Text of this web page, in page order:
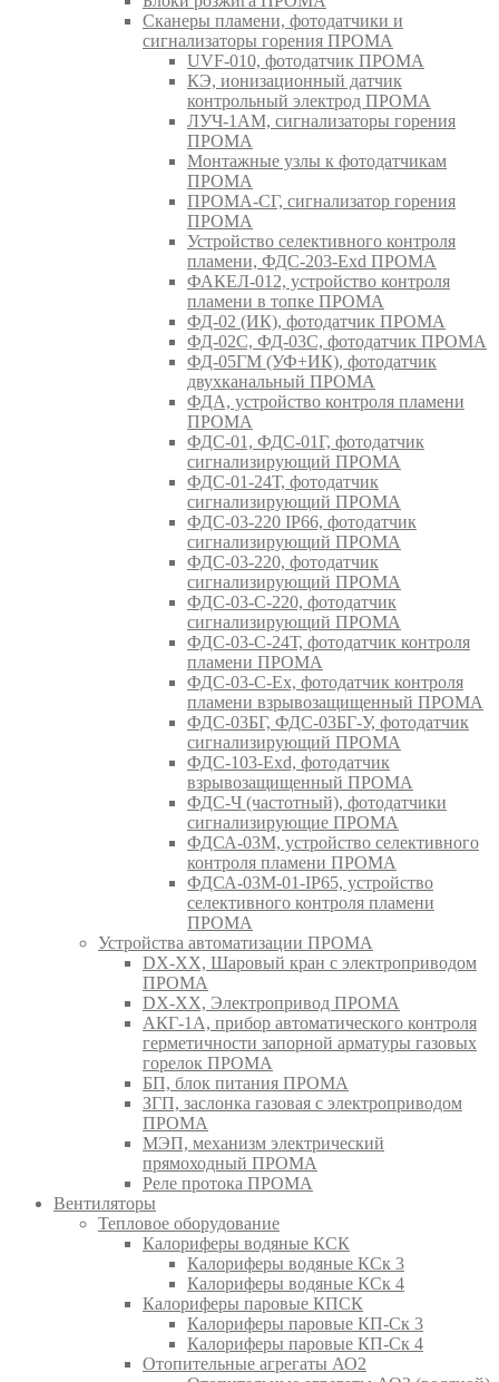
Сканеры пламени, фотодатчики и
сигнализаторы горения ПРОМА
UVF-010, фотодатчик ПРОМА
КЭ, ионизационный датчик
контрольный электрод ПРОМА
ЛУЧ-1АМ, сигнализаторы горения
ПРОМА
Монтажные узлы к фотодатчикам
ПРОМА
ПРОМА-СГ, сигнализатор горения
ПРОМА
Устройство селективного контроля
пламени, ФДС-203-Exd ПРОМА
ФАКЕЛ-012, устройство контроля
пламени в топке ПРОМА
ФД-02 (ИК), фотодатчик ПРОМА
ФД-02С, ФД-03С, фотодатчик ПРОМА
ФД-05ГМ (УФ+ИК), фотодатчик
двухканальный ПРОМА
ФДА, устройство контроля пламени
ПРОМА
ФДС-01, ФДС-01Г, фотодатчик
сигнализирующий ПРОМА
ФДС-01-24Т, фотодатчик
сигнализирующий ПРОМА
ФДС-03-220 IP66, фотодатчик
сигнализирующий ПРОМА
ФДС-03-220, фотодатчик
сигнализирующий ПРОМА
ФДС-03-С-220, фотодатчик
сигнализирующий ПРОМА
ФДС-03-С-24Т, фотодатчик контроля
пламени ПРОМА
ФДС-03-С-Ex, фотодатчик контроля
пламени взрывозащищенный ПРОМА
ФДС-03БГ, ФДС-03БГ-У, фотодатчик
сигнализирующий ПРОМА
ФДС-103-Ехd, фотодатчик
взрывозащищенный ПРОМА
ФДС-Ч (частотный), фотодатчики
сигнализирующие ПРОМА
ФДСА-03М, устройство селективного
контроля пламени ПРОМА
ФДСА-03М-01-IP65, устройство
селективного контроля пламени
ПРОМА
Устройства автоматизации ПРОМА
DX-XX, Шаровый кран c электроприводом
ПРОМА
DX-XX, Электропривод ПРОМА
АКГ-1А, прибор автоматического контроля
герметичности запорной арматуры газовых
горелок ПРОМА
БП, блок питания ПРОМА
ЗГП, заслонка газовая с электроприводом
ПРОМА
МЭП, механизм электрический
прямоходный ПРОМА
Реле протока ПРОМА
Вентиляторы
Тепловое оборудование
Калориферы водяные КСК
Калориферы водяные КСк 3
Калориферы водяные КСк 4
Калориферы паровые КПСК
Калориферы паровые КП-Ск 3
Калориферы паровые КП-Ск 4
Отопительные агрегаты АО2